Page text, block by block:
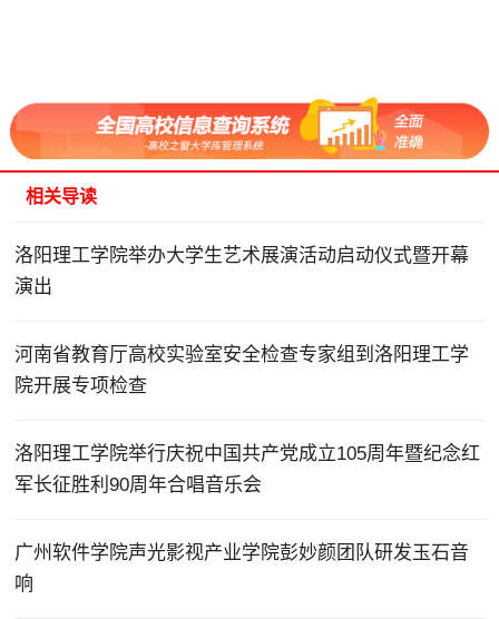
相关导读
洛阳理工学院举办大学生艺术展演活动启动仪式暨开幕
演出
河南省教育厅高校实验室安全检查专家组到洛阳理工学
院开展专项检查
洛阳理工学院举行庆祝中国共产党成立105周年暨纪念红
军长征胜利90周年合唱音乐会
广州软件学院声光影视产业学院彭妙颜团队研发玉石音
响